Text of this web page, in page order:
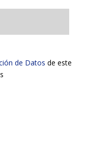
de Datos de este